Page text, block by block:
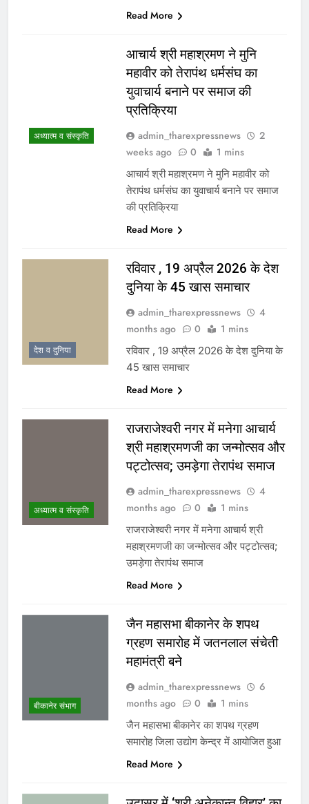
Read More
अध्यात्म व संस्कृति
आचार्य श्री महाश्रमण ने मुनि
महावीर को तेरापंथ धर्मसंघ का
युवाचार्य बनाने पर समाज की
प्रतिक्रिया
admin_tharexpressnews
2
weeks ago
0 1 mins
आचार्य श्री महाश्रमण ने मुनि महावीर को
तेरापंथ धर्मसंघ का युवाचार्य बनाने पर समाज
की प्रतिक्रिया
Read More
देश व दुनिया
रविवार , 19 अप्रैल 2026 के देश
दुनिया के 45 खास समाचार
admin_tharexpressnews
4
months ago
0 1 mins
रविवार , 19 अप्रैल 2026 के देश दुनिया के
45 खास समाचार
Read More
अध्यात्म व संस्कृति
राजराजेश्वरी नगर में मनेगा आचार्य
श्री महाश्रमणजी का जन्मोत्सव और
पट्टोत्सव; उमड़ेगा तेरापंथ समाज
admin_tharexpressnews
4
months ago
0 1 mins
राजराजेश्वरी नगर में मनेगा आचार्य श्री
महाश्रमणजी का जन्मोत्सव और पट्टोत्सव;
उमड़ेगा तेरापंथ समाज
Read More
बीकानेर संभाग
जैन महासभा बीकानेर के शपथ
ग्रहण समारोह में जतनलाल संचेती
महामंत्री बने
admin_tharexpressnews
6
months ago
0 1 mins
जैन महासभा बीकानेर का शपथ ग्रहण
समारोह जिला उद्योग केन्द्र में आयोजित हुआ
Read More